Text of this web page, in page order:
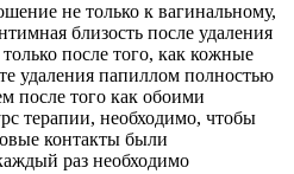
не только к вагинальному,
близость после удаления
после того, как кожные
удаления папиллом полностью
после того как обоими
терапии, необходимо, чтобы
контакты были
раз необходимо